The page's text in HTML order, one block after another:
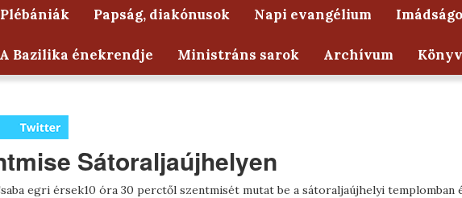
Plébániák Papság, diakónusok Napi evangélium
A Bazilika énekrendje Ministráns sarok Archívum
Sátoraljaújhelyen
egri érsek10 óra 30 perctől szentmisét mutat be a sátoraljaújhelyi templomban